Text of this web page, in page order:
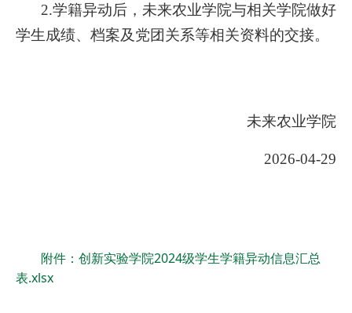
2.学籍异动后，未来农业学院与相关学院做好
学生成绩、档案及党团关系等相关资料的交接。
未来农业学院
2026-04-29
附件：创新实验学院2024级学生学籍异动信息汇总
表.xlsx